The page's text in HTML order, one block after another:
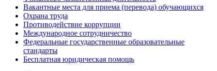
Вакантные места для приема (перевода) обучающихся
Охрана труда
Противодействие коррупции
Международное сотрудничество
Федеральные государственные образовательные
стандарты
Бесплатная юридическая помощь